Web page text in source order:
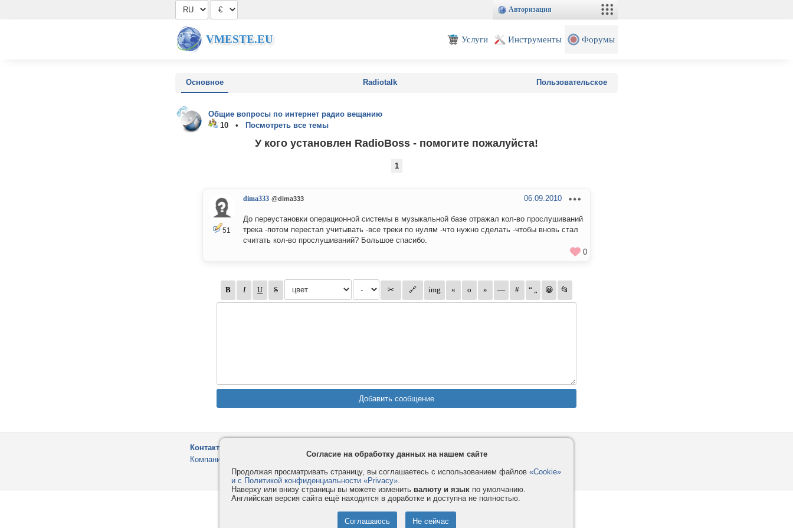
Авторизация
VMESTE.EU Услуги Инструменты Форумы
Основное Radiotalk Пользовательское
Общие вопросы по интернет радио вещанию
10 •
Посмотреть все темы
У кого установлен RadioBoss - помогите пожалуйста!
1
51
dima333 @dima333 06.09.2010
До переустановки операционной системы в музыкальной базе отражал кол-во прослушиваний
трека -потом перестал учитывать -все треки по нулям -что нужно сделать -чтобы вновь стал
считать кол-во прослушиваний? Большое спасибо.
0
Контакты
Компания
Правила и условия
Как оплатить
© 2008-2026VMESTE.EU- Все права защищены.
Согласие на обработку данных на нашем сайте
Продолжая просматривать страницу, вы соглашаетесь с использованием файлов «Cookie»
и с Политикой конфиденциальности «Privacy».
Наверху или внизу страницы вы можете изменить валюту и язык по умолчанию.
Английская версия сайта ещё находится в доработке и доступна не полностью.